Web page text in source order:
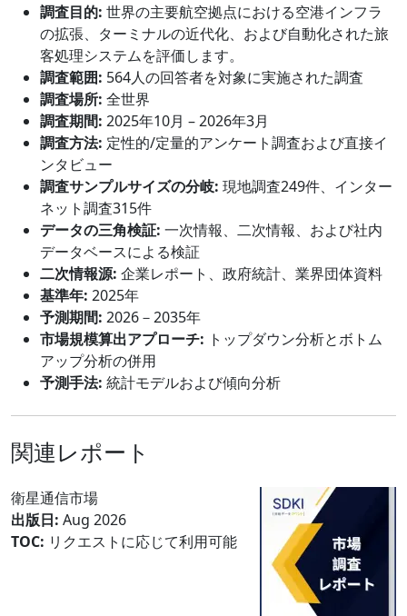
調査目的: 世界の主要航空拠点における空港インフラ
の拡張、ターミナルの近代化、および自動化された旅
客処理システムを評価します。
調査範囲: 564人の回答者を対象に実施された調査
調査場所: 全世界
調査期間: 2025年10月 – 2026年3月
調査方法: 定性的/定量的アンケート調査および直接イ
ンタビュー
調査サンプルサイズの分岐: 現地調査249件、インター
ネット調査315件
データの三角検証: 一次情報、二次情報、および社内
データベースによる検証
二次情報源: 企業レポート、政府統計、業界団体資料
基準年: 2025年
予測期間: 2026－2035年
市場規模算出アプローチ: トップダウン分析とボトム
アップ分析の併用
予測手法: 統計モデルおよび傾向分析
関連レポート
衛星通信市場
出版日: Aug 2026
TOC: リクエストに応じて利用可能